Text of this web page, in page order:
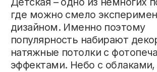
интерьер. Получить больше информации
вы можетев мессенджереили по
телефону +375 (44) 793-10-75.
↳ ДРУГИЕ СТАТЬИ